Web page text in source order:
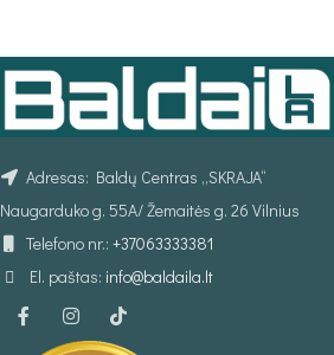
Adresas: Baldų Centras „SKRAJA“
Naugarduko g. 55A/ Žemaitės g. 26 Vilnius
Telefono nr.: +37063333381
El. paštas: info@baldaila.lt